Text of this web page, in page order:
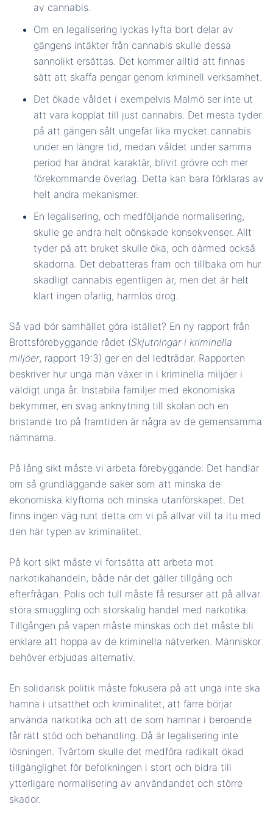
av cannabis.
Om en legalisering lyckas lyfta bort delar av
gängens intäkter från cannabis skulle dessa
sannolikt ersättas. Det kommer alltid att finnas
sätt att skaffa pengar genom kriminell verksamhet.
Det ökade våldet i exempelvis Malmö ser inte ut
att vara kopplat till just cannabis. Det mesta tyder
på att gängen sålt ungefär lika mycket cannabis
under en längre tid, medan våldet under samma
period har ändrat karaktär, blivit grövre och mer
förekommande överlag. Detta kan bara förklaras av
helt andra mekanismer.
En legalisering, och medföljande normalisering,
skulle ge andra helt oönskade konsekvenser. Allt
tyder på att bruket skulle öka, och därmed också
skadorna. Det debatteras fram och tillbaka om hur
skadligt cannabis egentligen är, men det är helt
klart ingen ofarlig, harmlös drog.
Så vad bör samhället göra istället? En ny rapport från
Brottsförebyggande rådet (Skjutningar i kriminella
miljöer, rapport 19:3) ger en del ledtrådar. Rapporten
beskriver hur unga män växer in i kriminella miljöer i
väldigt unga år. Instabila familjer med ekonomiska
bekymmer, en svag anknytning till skolan och en
bristande tro på framtiden är några av de gemensamma
nämnarna.
På lång sikt måste vi arbeta förebyggande: Det handlar
om så grundläggande saker som att minska de
ekonomiska klyftorna och minska utanförskapet. Det
finns ingen väg runt detta om vi på allvar vill ta itu med
den här typen av kriminalitet.
På kort sikt måste vi fortsätta att arbeta mot
narkotikahandeln, både när det gäller tillgång och
efterfrågan. Polis och tull måste få resurser att på allvar
störa smuggling och storskalig handel med narkotika.
Tillgången på vapen måste minskas och det måste bli
enklare att hoppa av de kriminella nätverken. Människor
behöver erbjudas alternativ.
En solidarisk politik måste fokusera på att unga inte ska
hamna i utsatthet och kriminalitet, att färre börjar
använda narkotika och att de som hamnar i beroende
får rätt stöd och behandling. Då är legalisering inte
lösningen. Tvärtom skulle det medföra radikalt ökad
tillgänglighet för befolkningen i stort och bidra till
ytterligare normalisering av användandet och större
skador.